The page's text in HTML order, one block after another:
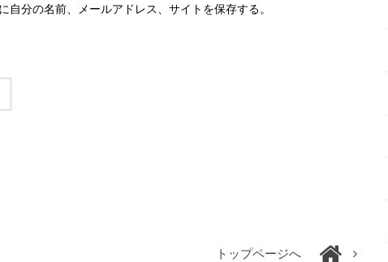
自分の名前、メールアドレス、サイトを保存する。
トップページへ